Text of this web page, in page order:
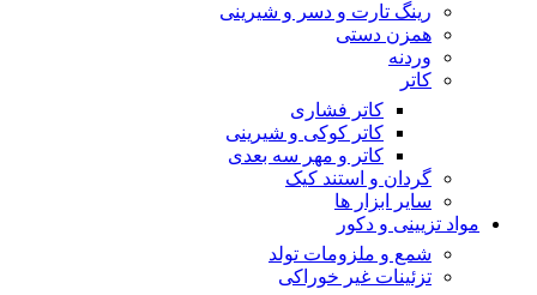
رینگ تارت و دسر و شیرینی
همزن دستی
وردنه
کاتر
کاتر فشاری
کاتر کوکی و شیرینی
کاتر و مهر سه بعدی
گردان و استند کیک
سایر ابزار ها
مواد تزیینی و دکور
شمع و ملزومات تولد
تزئینات غیر خوراکی